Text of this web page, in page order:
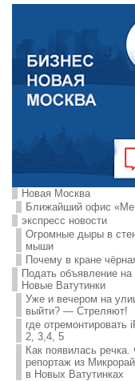
Новая Москва
Ближайший офис
экспресс новости
Огромные дыры в
мыши
Почему в кране
Подать объявление на
Новые Ватутинки
Уже и вечером на
выйти? — Стреляют!
где отремонтировать
2, 3,4, 5
Как появилась речка.
репортаж из
в Новых Ватутинках